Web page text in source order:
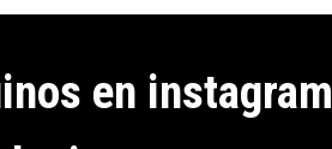
en instagram